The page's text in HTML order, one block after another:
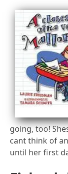
going, too!
cant think of
until her first